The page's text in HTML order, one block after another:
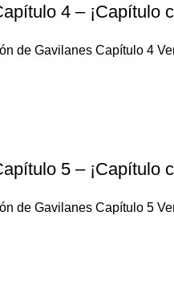
4 – ¡Capítulo
de Gavilanes Capítulo 4
5 – ¡Capítulo
de Gavilanes Capítulo 5